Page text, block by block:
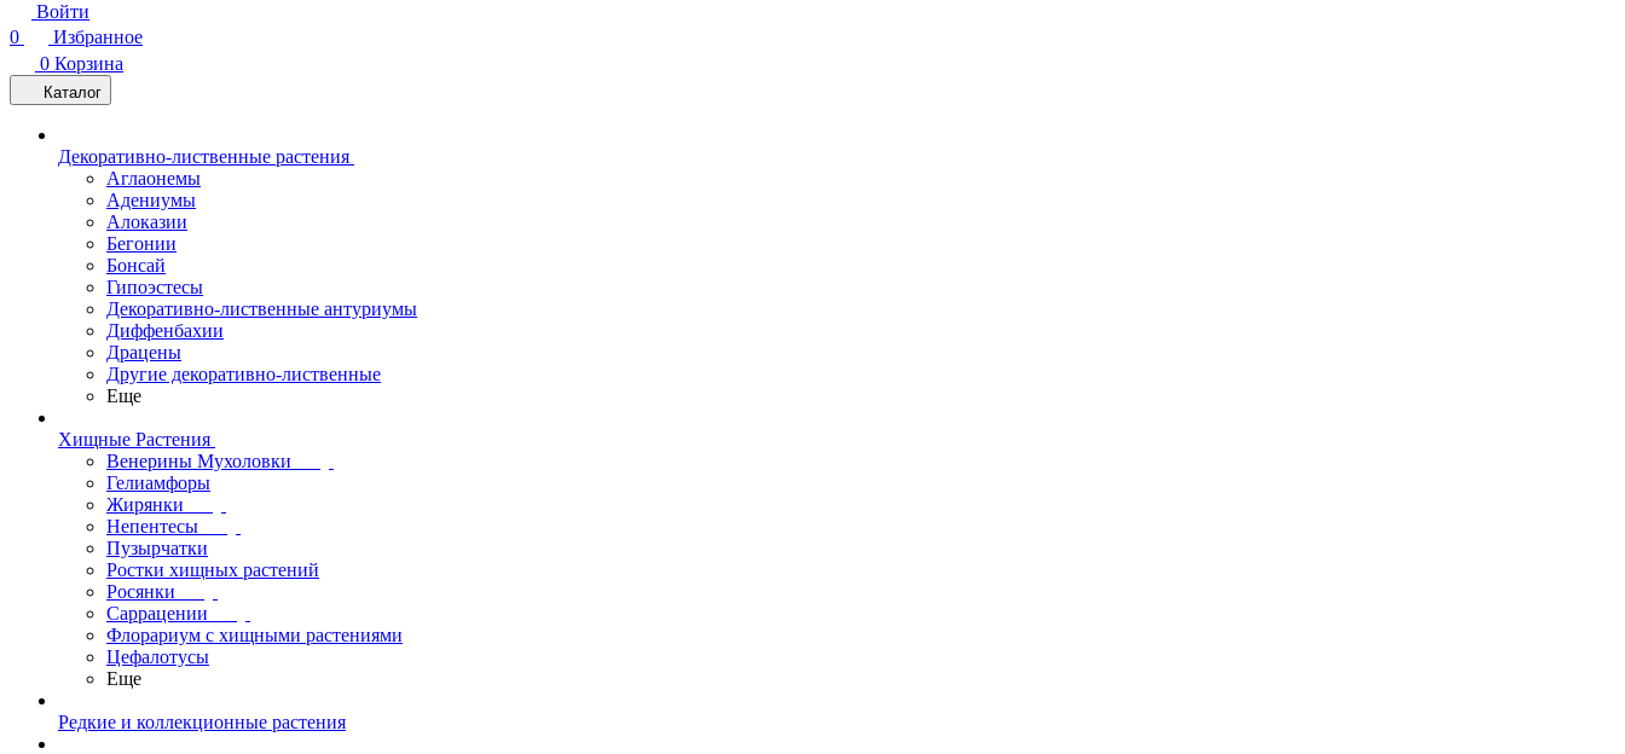
Войти
0
Избранное
0 Корзина
Каталог
Декоративно-лиственные растения
Аглаонемы
Адениумы
Алоказии
Бегонии
Бонсай
Гипоэстесы
Декоративно-лиственные антуриумы
Диффенбахии
Драцены
Другие декоративно-лиственные
Еще
Хищные Растения
Венерины Мухоловки
Гелиамфоры
Жирянки
Непентесы
Пузырчатки
Ростки хищных растений
Росянки
Саррацении
Флорариум с хищными растениями
Цефалотусы
Еще
Редкие и коллекционные растения